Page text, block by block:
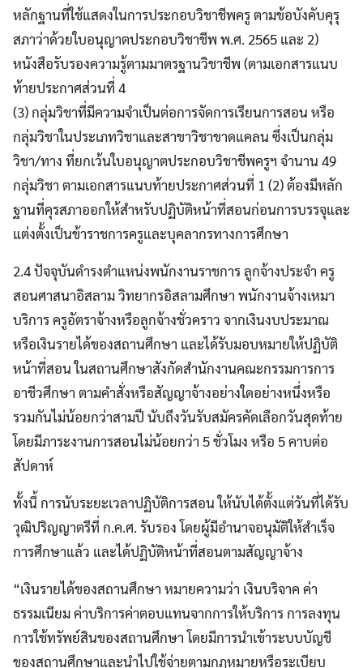
หลักฐานที่ใช้แสดงในการประกอบวิชาชีพครู ตามข้อบังคับคุรุ
สภาว่าด้วยใบอนุญาตประกอบวิชาชีพ พ.ศ. 2565 และ 2)
หนังสือรับรองความรู้ตามมาตรฐานวิชาชีพ (ตามเอกสารแนบ
ท้ายประกาศส่วนที่ 4
(3) กลุ่มวิชาที่มีความจำเป็นต่อการจัดการเรียนการสอน หรือ
กลุ่มวิชาในประเภทวิชาและสาขาวิชาขาดแคลน ซึ่งเป็นกลุ่ม
วิชา/ทาง ที่ยกเว้นใบอนุญาตประกอบวิชาชีพครูฯ จำนาน 49
กลุ่มวิชา ตามเอกสารแนบท้ายประกาศส่วนที่ 1 (2) ต้องมีหลัก
ฐานที่คุรสภาออกให้สำหรับปฏิบัติหน้าที่สอนก่อนการบรรจุและ
แต่งตั้งเป็นข้าราชการครูและบุคลากรทางการศึกษา
2.4 ปัจจุบันดำรงตำแหน่งพนักงานราชการ ลูกจ้างประจำ ครู
สอนศาสนาอิสลาม วิทยากรอิสลามศึกษา พนักงานจ้างเหมา
บริการ ครูอัตราจ้างหรือลูกจ้างชั่วคราว จากเงินงบประมาณ
หรือเงินรายได้ของสถานศึกษา และได้รับมอบหมายให้ปฏิบัติ
หน้าที่สอน ในสถานศึกษาสังกัดสำนักงานคณะกรรมการการ
อาชีวศึกษา ตามคำสั่งหรือสัญญาจ้างอย่างใดอย่างหนึ่งหรือ
รวมกันไม่น้อยกว่าสามปี นับถึงวันรับสมัครคัดเลือกวันสุดท้าย
โดยมีภาระงานการสอนไม่น้อยกว่า 5 ชั่วโมง หรือ 5 คาบต่อ
สัปดาห์
ทั้งนี้ การนับระยะเวลาปฏิบัติการสอน ให้นับได้ตั้งแต่วันที่ได้รับ
วุฒิปริญญาตรีที่ ก.ค.ศ. รับรอง โดยผู้มีอำนาจอนุมัติให้สำเร็จ
การศึกษาแล้ว และได้ปฏิบัติหน้าที่สอนตามสัญญาจ้าง
“เงินรายได้ของสถานศึกษา หมายความว่า เงินบริจาค ค่า
ธรรมเนียม ค่าบริการค่าตอบแทนจากการให้บริการ การลงทุน
การใช้ทรัพย์สินของสถานศึกษา โดยมีการนำเข้าระบบบัญชี
ของสถานศึกษาและนำไปใช้จ่ายตามกฎหมายหรือระเบียบ